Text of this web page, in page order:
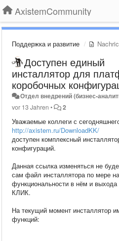
AxistemCommunity
Поддержка и развитие
Доступен единый
инсталлятор для
коробочных
Отдел внедрений (бизнес-
vor 13 Jahren • 2
Уважаемые коллеги с
http://axistem.ru/DownloadKK/
доступен комплексный
конфигураций.
Данная ссылка изменяться не
сам файл инсталлятора по мере
функциональности в нём и
КЛИК.
На текущий момент инсталлятор
функций: